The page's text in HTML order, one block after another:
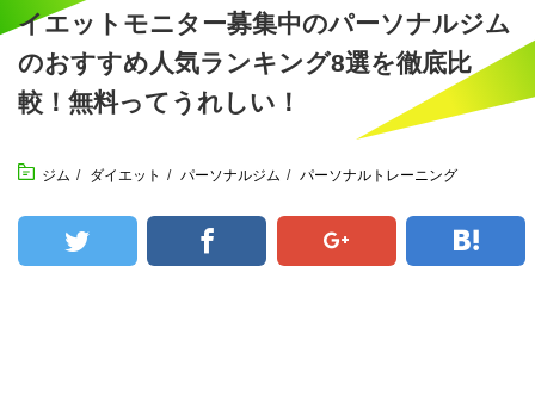
イエットモニター募集中のパーソナルジム
のおすすめ人気ランキング8選を徹底比
較！無料ってうれしい！
ジム / ダイエット / パーソナルジム / パーソナルトレーニング